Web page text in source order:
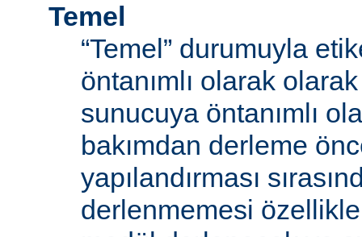
Temel
“Temel” durumuyla
öntanımlı olarak
sunucuya öntanımlı
bakımdan derleme
yapılandırması
derlenmemesi